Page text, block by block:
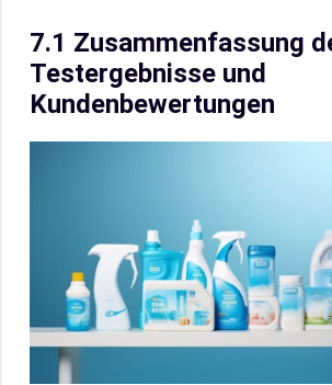
7.1 Zusammenfassung
Testergebnisse und
Kundenbewertungen